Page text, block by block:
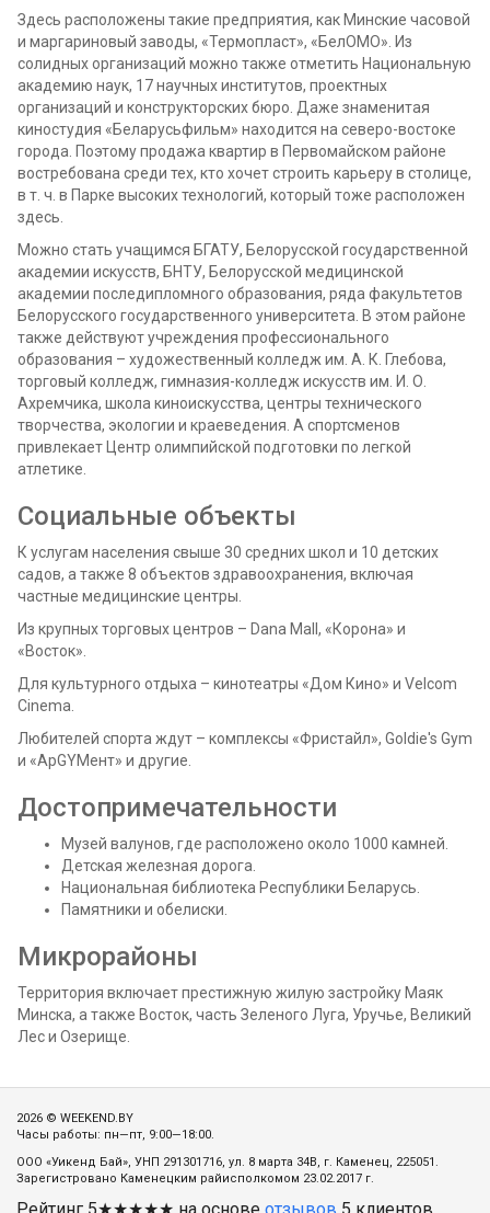
Здесь расположены такие предприятия, как Минские часовой
и маргариновый заводы, «Термопласт», «БелОМО». Из
солидных организаций можно также отметить Национальную
академию наук, 17 научных институтов, проектных
организаций и конструкторских бюро. Даже знаменитая
киностудия «Беларусьфильм» находится на северо-востоке
города. Поэтому продажа квартир в Первомайском районе
востребована среди тех, кто хочет строить карьеру в столице,
в т. ч. в Парке высоких технологий, который тоже расположен
здесь.
Можно стать учащимся БГАТУ, Белорусской государственной
академии искусств, БНТУ, Белорусской медицинской
академии последипломного образования, ряда факультетов
Белорусского государственного университета. В этом районе
также действуют учреждения профессионального
образования – художественный колледж им. А. К. Глебова,
торговый колледж, гимназия-колледж искусств им. И. О.
Ахремчика, школа киноискусства, центры технического
творчества, экологии и краеведения. А спортсменов
привлекает Центр олимпийской подготовки по легкой
атлетике.
Социальные объекты
К услугам населения свыше 30 средних школ и 10 детских
садов, а также 8 объектов здравоохранения, включая
частные медицинские центры.
Из крупных торговых центров – Dana Mall, «Корона» и
«Восток».
Для культурного отдыха – кинотеатры «Дом Кино» и Velcom
Cinema.
Любителей спорта ждут – комплексы «Фристайл», Goldie's Gym
и «ApGYМент» и другие.
Достопримечательности
Музей валунов, где расположено около 1000 камней.
Детская железная дорога.
Национальная библиотека Республики Беларусь.
Памятники и обелиски.
Микрорайоны
Территория включает престижную жилую застройку Маяк
Минска, а также Восток, часть Зеленого Луга, Уручье, Великий
Лес и Озерище.
2026 © WEEKEND.BY
Часы работы: пн—пт, 9:00—18:00.
ООО «Уикенд Бай», УНП 291301716, ул. 8 марта 34В, г. Каменец, 225051.
Зарегистровано Каменецким райисполкомом 23.02.2017 г.